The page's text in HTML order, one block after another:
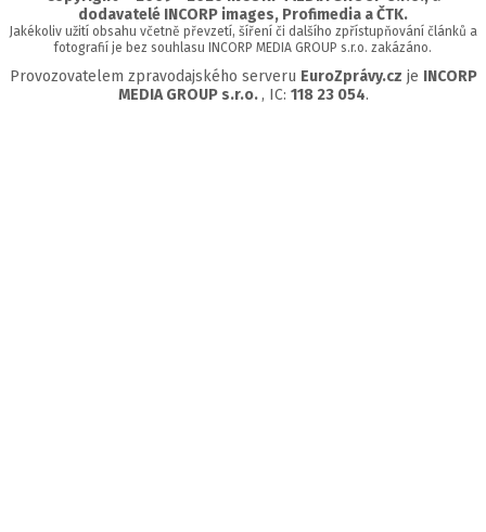
dodavatelé INCORP images, Profimedia a ČTK.
Jakékoliv užití obsahu včetně převzetí, šíření či dalšího zpřístupňování článků a
fotografií je bez souhlasu INCORP MEDIA GROUP s.r.o. zakázáno.
Provozovatelem zpravodajského serveru EuroZprávy.cz je INCORP
MEDIA GROUP s.r.o. , IC: 118 23 054.